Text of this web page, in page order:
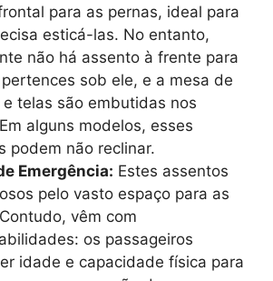
para as pernas, ideal para
esticá-las. No entanto,
não há assento à frente para
sob ele, e a mesa de
telas são embutidas nos
alguns modelos, esses
podem não reclinar.
Emergência: Estes assentos
pelo vasto espaço para as
vêm com
os passageiros
idade e capacidade física para